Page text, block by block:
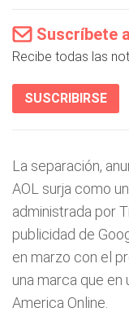
Suscríbete
Recibe todas las
SUSCRIBIRSE
La separación,
AOL surja como
administrada por
publicidad de
en marzo con el
una marca que
America Online.